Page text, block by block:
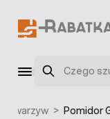
Szukaj
warzyw > Pomidor